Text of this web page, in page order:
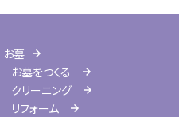
お墓
お墓をつくる
クリーニング
リフォーム